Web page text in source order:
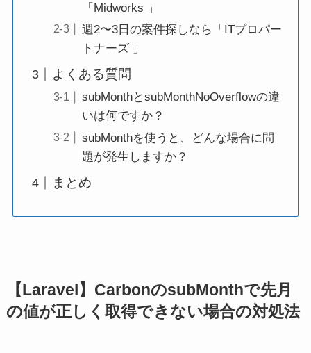
「Midworks 」
週2〜3日の案件探しなら「ITプロパー
トナーズ 」
よくある質問
subMonthとsubMonthNoOverflowの違
いは何ですか？
subMonthを使うと、どんな場合に問
題が発生しますか？
まとめ
【Laravel】CarbonのsubMonthで先月
の値が正しく取得できない場合の対処法